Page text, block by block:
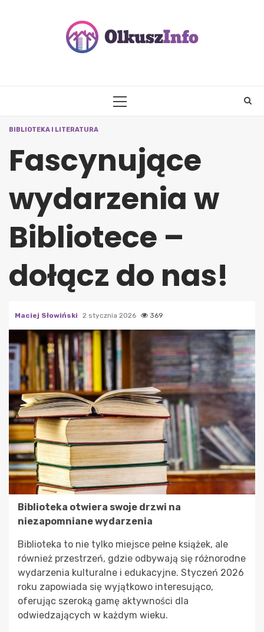
PRIMARY
BIBLIOTEKA I LITERATURA
Fascynujące
wydarzenia w
Bibliotece –
dołącz do nas!
Maciej Słowiński 2 stycznia 2026 369
Biblioteka otwiera swoje drzwi na
niezapomniane wydarzenia
Biblioteka to nie tylko miejsce pełne książek, ale
również przestrzeń, gdzie odbywają się różnorodne
wydarzenia kulturalne i edukacyjne. Styczeń 2026
roku zapowiada się wyjątkowo interesująco,
oferując szeroką gamę aktywności dla
odwiedzających w każdym wieku.